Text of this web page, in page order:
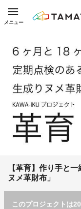
メニュー
【革育】作り手と
ヌメ革財布」
このプロジェクトは